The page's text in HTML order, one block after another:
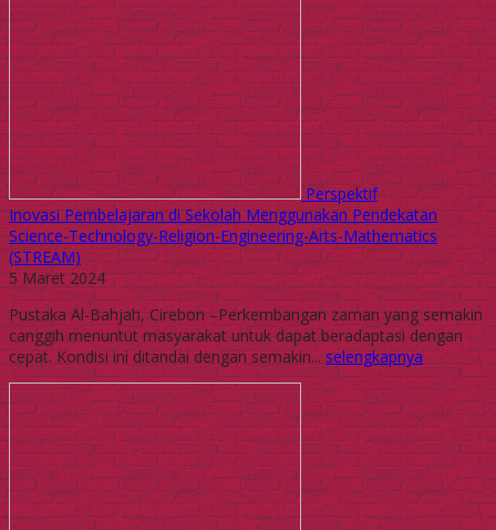
Perspektif
Inovasi Pembelajaran di Sekolah Menggunakan Pendekatan
Science-Technology-Religion-Engineering-Arts-Mathematics
(STREAM)
5 Maret 2024
Pustaka Al-Bahjah, Cirebon –Perkembangan zaman yang semakin
canggih menuntut masyarakat untuk dapat beradaptasi dengan
cepat. Kondisi ini ditandai dengan semakin...selengkapnya